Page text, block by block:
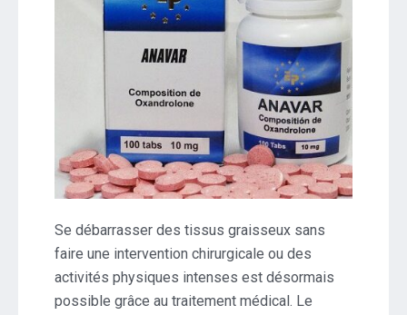
Se débarrasser des tissus graisseux sans
faire une intervention chirurgicale ou des
activités physiques intenses est désormais
possible grâce au traitement médical. Le